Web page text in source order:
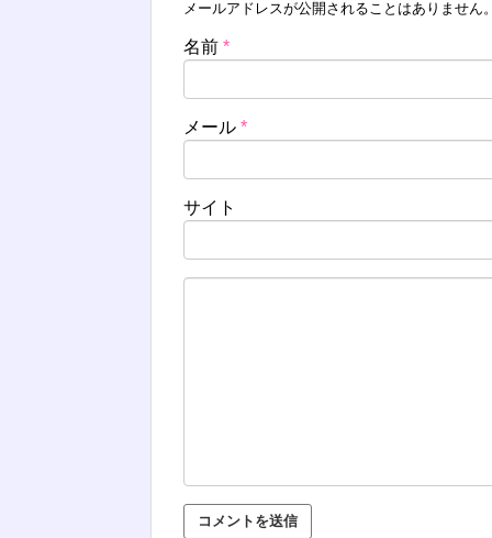
メールアドレスが公開されることはありません
名前 *
メール *
サイト